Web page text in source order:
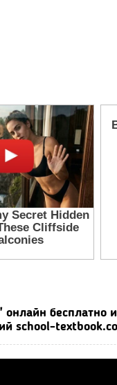
бесплатно
school-